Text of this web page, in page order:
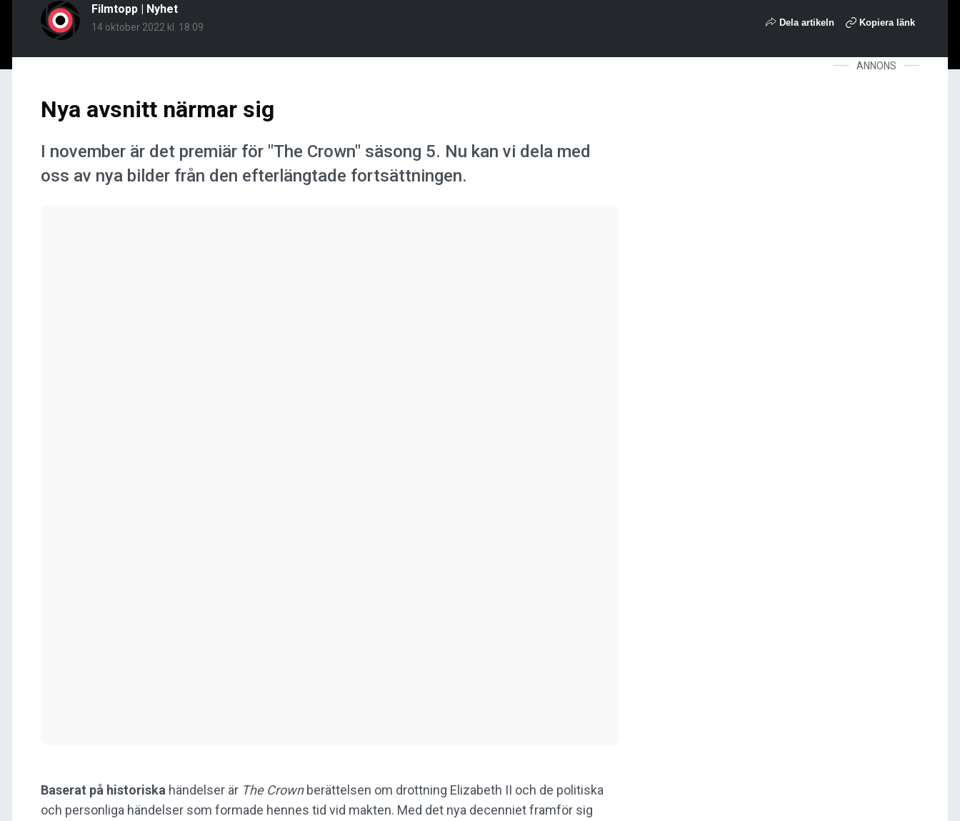
Filmtopp | Nyhet
14 oktober 2022 kl. 18:09 Dela artikeln Kopiera länk
Nya avsnitt närmar sig
I november är det premiär för "The Crown" säsong 5. Nu kan vi dela med
oss av nya bilder från den efterlängtade fortsättningen.
Baserat på historiska händelser är The Crownberättelsen om drottning Elizabeth II och de politiska
och personliga händelser som formade hennes tid vid makten. Med det nya decenniet framför sig
ANNONS